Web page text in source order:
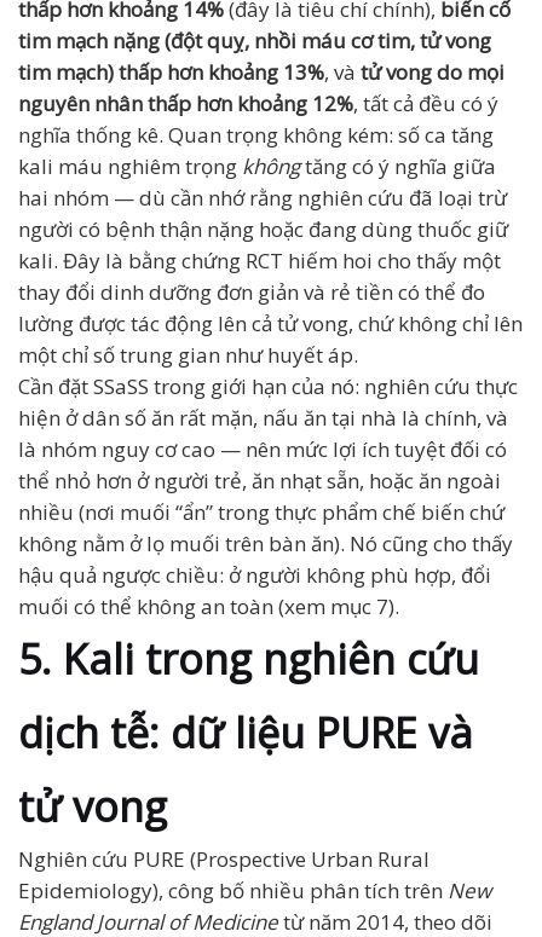
thấp hơn khoảng 14%(đây là tiêu chí chính), biến cố
tim mạch nặng (đột quỵ, nhồi máu cơ tim, tử vong
tim mạch) thấp hơn khoảng 13%, và tử vong do mọi
nguyên nhân thấp hơn khoảng 12%, tất cả đều có ý
nghĩa thống kê. Quan trọng không kém: số ca tăng
kali máu nghiêm trọng khôngtăng có ý nghĩa giữa
hai nhóm — dù cần nhớ rằng nghiên cứu đã loại trừ
người có bệnh thận nặng hoặc đang dùng thuốc giữ
kali. Đây là bằng chứng RCT hiếm hoi cho thấy một
thay đổi dinh dưỡng đơn giản và rẻ tiền có thể đo
lường được tác động lên cả tử vong, chứ không chỉ lên
một chỉ số trung gian như huyết áp.
Cần đặt SSaSS trong giới hạn của nó: nghiên cứu thực
hiện ở dân số ăn rất mặn, nấu ăn tại nhà là chính, và
là nhóm nguy cơ cao — nên mức lợi ích tuyệt đối có
thể nhỏ hơn ở người trẻ, ăn nhạt sẵn, hoặc ăn ngoài
nhiều (nơi muối “ẩn” trong thực phẩm chế biến chứ
không nằm ở lọ muối trên bàn ăn). Nó cũng cho thấy
hậu quả ngược chiều: ở người không phù hợp, đổi
muối có thể không an toàn (xem mục 7).
5. Kali trong nghiên cứu
dịch tễ: dữ liệu PURE và
tử vong
Nghiên cứu PURE (Prospective Urban Rural
Epidemiology), công bố nhiều phân tích trên New
England Journal of Medicinetừ năm 2014, theo dõi